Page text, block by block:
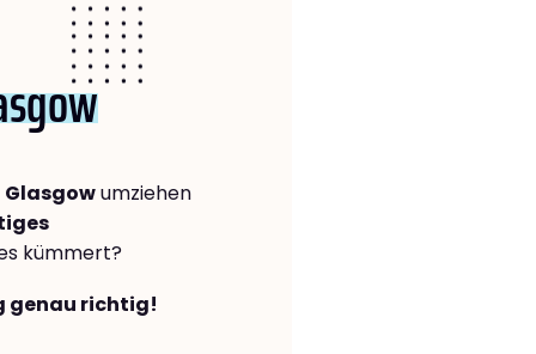
umziehen
kümmert?
genau richtig!